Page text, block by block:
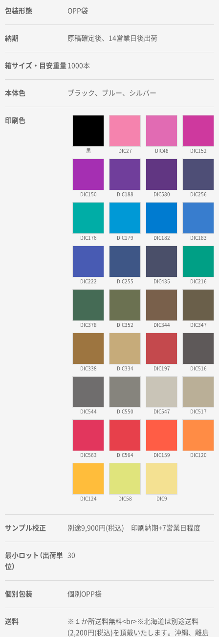
包装形態 OPP袋
納期 原稿確定後、14営業日後出荷
箱サイズ・目安重量 1000本
本体色 ブラック、ブルー、シルバー
印刷色
黒 DIC27 DIC48 DIC152
DIC150 DIC188 DIC580 DIC256
DIC176 DIC179 DIC182 DIC183
DIC222 DIC255 DIC435 DIC216
DIC378 DIC352 DIC344 DIC347
DIC338 DIC334 DIC197 DIC516
DIC544 DIC550 DIC547 DIC517
DIC563 DIC564 DIC159 DIC120
DIC124 DIC58 DIC9
サンプル校正 別途9,900円(税込) 印刷納期+7営業日程度
最小ロット（出荷単
位）
30
個別包装 個別OPP袋
送料
※１か所送料無料<br>※北海道は別途送料
(2,200円(税込)を頂戴いたします。沖縄、離島